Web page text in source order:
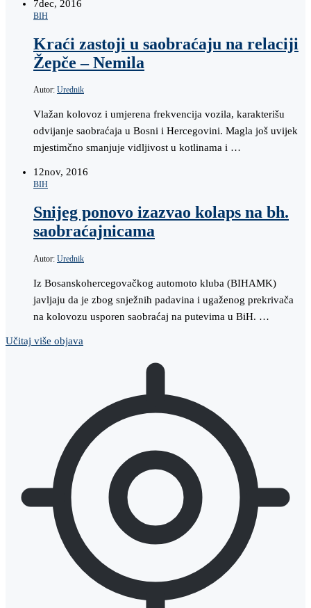
7dec, 2016
BIH
Kraći zastoji u saobraćaju na relaciji
Žepče – Nemila
Autor: Urednik
Vlažan kolovoz i umjerena frekvencija vozila, karakterišu
odvijanje saobraćaja u Bosni i Hercegovini. Magla još uvijek
mjestimčno smanjuje vidljivost u kotlinama i …
12nov, 2016
BIH
Snijeg ponovo izazvao kolaps na bh.
saobraćajnicama
Autor: Urednik
Iz Bosanskohercegovačkog automoto kluba (BIHAMK)
javljaju da je zbog snježnih padavina i ugaženog prekrivača
na kolovozu usporen saobraćaj na putevima u BiH. …
Učitaj više objava